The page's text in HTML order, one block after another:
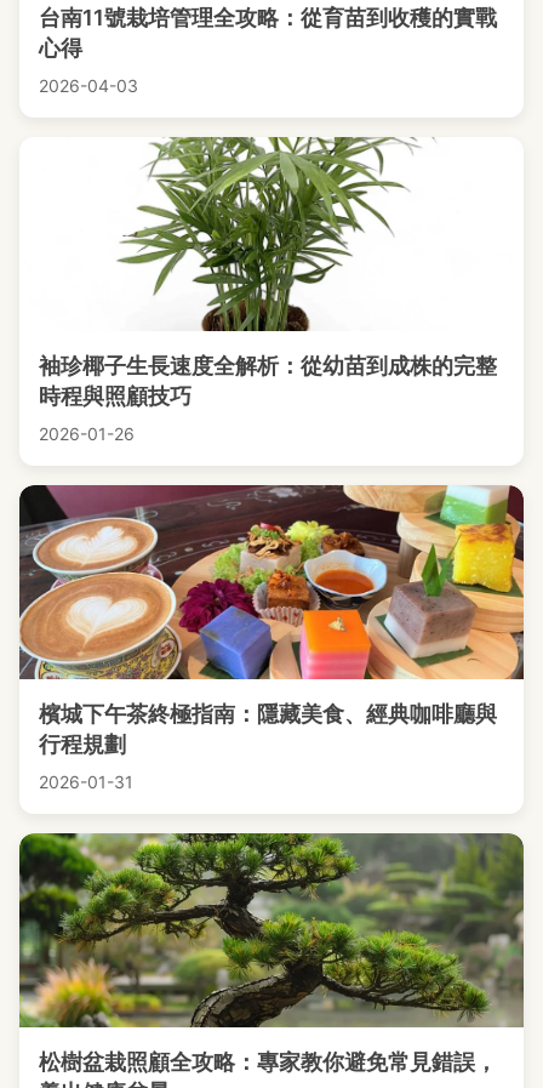
台南11號栽培管理全攻略：從育苗到收穫的實戰
心得
2026-04-03
袖珍椰子生長速度全解析：從幼苗到成株的完整
時程與照顧技巧
2026-01-26
檳城下午茶終極指南：隱藏美食、經典咖啡廳與
行程規劃
2026-01-31
松樹盆栽照顧全攻略：專家教你避免常見錯誤，